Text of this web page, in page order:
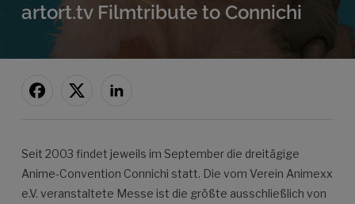
artort.tv Filmtribute to Connichi
Seit 2003 findet jeweils im September die dreitägige
Anime-Convention Connichi statt. Die vom Verein Animexx
e.V. veranstaltete Messe ist die größte ausschließlich von